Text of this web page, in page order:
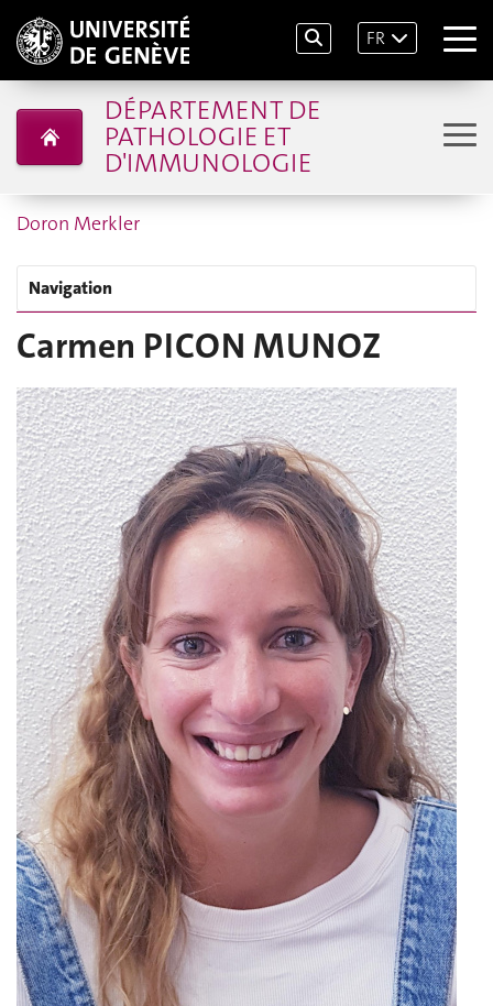
FR
DÉPARTEMENT DE
PATHOLOGIE ET
D'IMMUNOLOGIE
Doron Merkler
Navigation
Carmen PICON MUNOZ